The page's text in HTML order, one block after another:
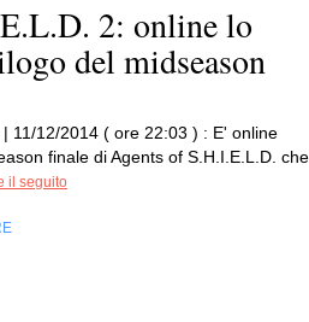
2: online lo
del midseason
11/12/2014 ( ore 22:03 ) : E' online
finale di Agents of S.H.I.E.L.D. che
il seguito